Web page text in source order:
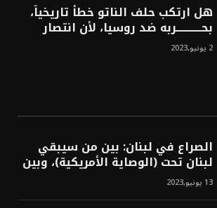
هل ارتكب حلف الناتو خطأً تاريخياً،
بحــــــــــــربه ضد روسيا، لأن انتصار
روسيا الحتمي، سيفتت الناتو!محمد
محسن 2 يونيو,2023
الصراع في لبنان: بين من سيبقي
لبنان تحت (الوصاية الأمريكية)، وبين
من سيخرج لبنان من النفق الغربي!
محمد محسن13 يونيو,2023